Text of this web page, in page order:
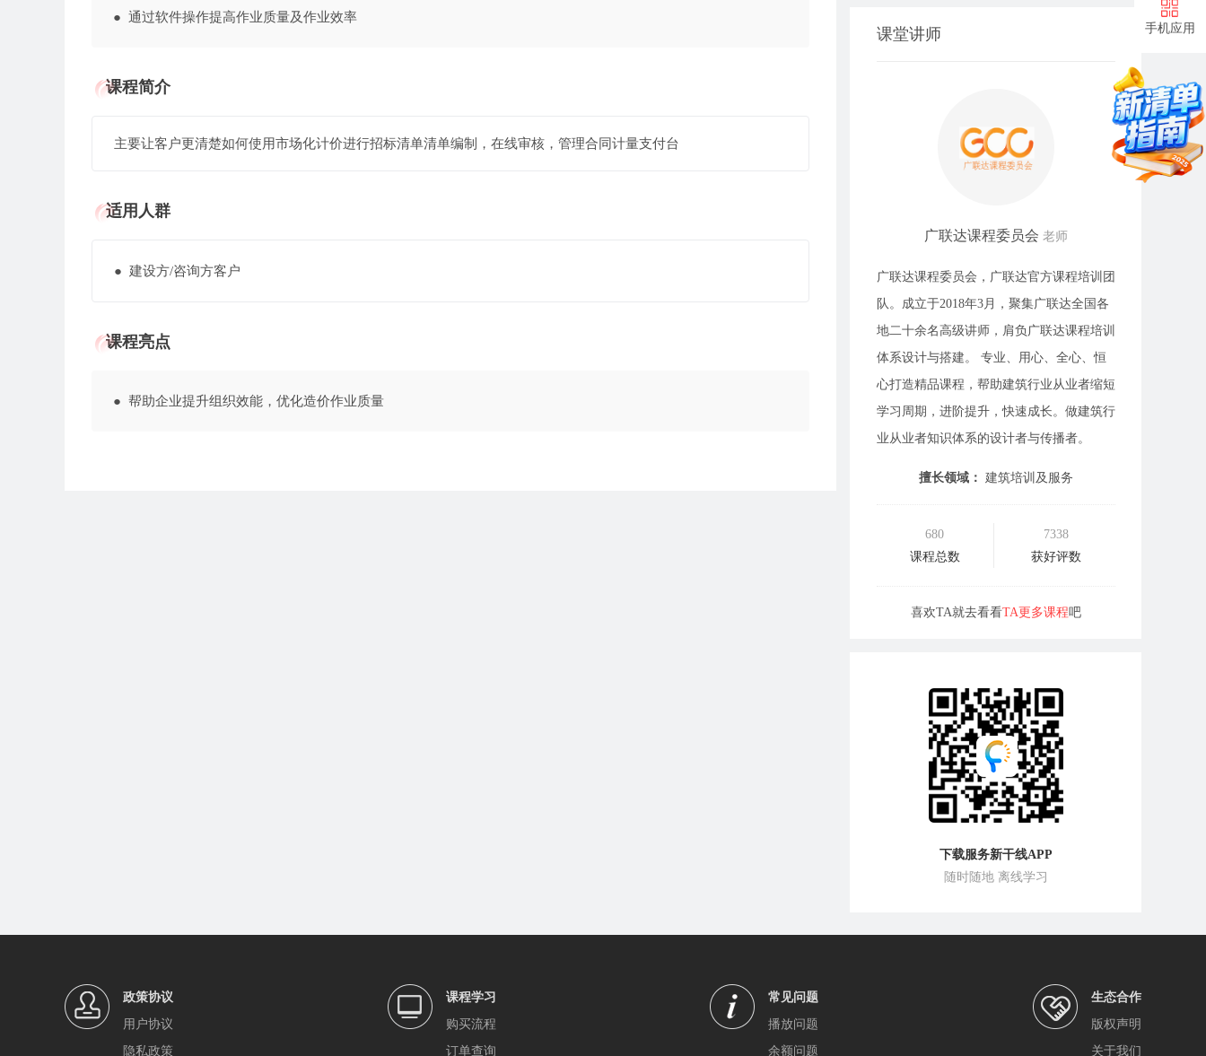
● 通过软件操作提高作业质量及作业效率
课程简介
主要让客户更清楚如何使用市场化计价进行招标清单清单编制，在线审核，管理合同计量支付台
适用人群
● 建设方/咨询方客户
课程亮点
● 帮助企业提升组织效能，优化造价作业质量
课堂讲师
广联达课程委员会 老师
广联达课程委员会，广联达官方课程培训团
队。成立于2018年3月，聚集广联达全国各
地二十余名高级讲师，肩负广联达课程培训
体系设计与搭建。 专业、用心、全心、恒
心打造精品课程，帮助建筑行业从业者缩短
学习周期，进阶提升，快速成长。做建筑行
业从业者知识体系的设计者与传播者。
擅长领域： 建筑培训及服务
680
课程总数
7338
获好评数
喜欢TA就去看看TA更多课程吧
下载服务新干线APP
随时随地 离线学习
政策协议
用户协议
隐私政策
课程学习
购买流程
订单查询
常见问题
播放问题
余额问题
生态合作
版权声明
关于我们
手机应用